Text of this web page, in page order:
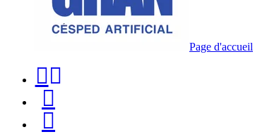
Page d'accueil